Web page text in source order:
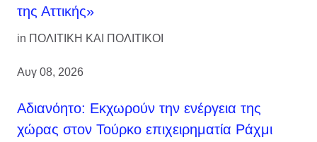
της Αττικής»
in ΠΟΛΙΤΙΚΗ ΚΑΙ ΠΟΛΙΤΙΚΟΙ
Αυγ 08, 2026
Αδιανόητο: Εκχωρούν την ενέργεια της
χώρας στον Τούρκο επιχειρηματία Ράχμι